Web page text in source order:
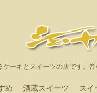
ーキとスイーツの店です。
め 酒蔵スイーツ スイ